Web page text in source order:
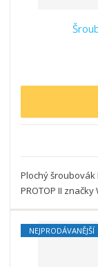
Plochý šroubovák
PROTOP II značky
NEJPRODÁVANĚJŠÍ